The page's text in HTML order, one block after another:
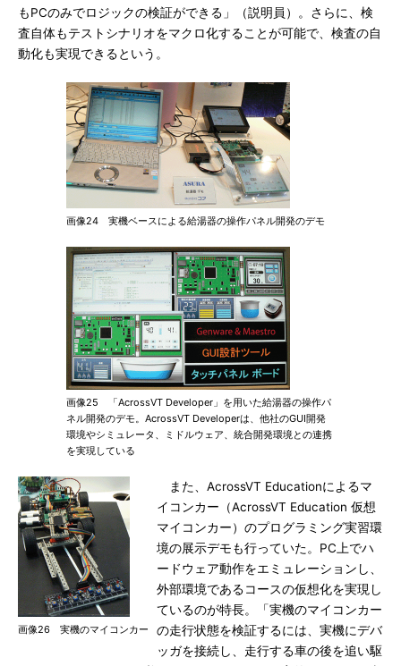
もPCのみでロジックの検証ができる」（説明員）。さらに、検
査自体もテストシナリオをマクロ化することが可能で、検査の自
動化も実現できるという。
画像24 実機ベースによる給湯器の操作パネル開発のデモ
画像25 「AcrossVT Developer」を用いた給湯器の操作パ
ネル開発のデモ。AcrossVT Developerは、他社のGUI開発
環境やシミュレータ、ミドルウェア、統合開発環境との連携
を実現している
画像26 実機のマイコンカー
また、AcrossVT Educationによるマ
イコンカー（AcrossVT Education 仮想
マイコンカー）のプログラミング実習環
境の展示デモも行っていた。PC上でハ
ードウェア動作をエミュレーションし、
外部環境であるコースの仮想化を実現し
ているのが特長。「実機のマイコンカー
の走行状態を検証するには、実機にデバ
ッガを接続し、走行する車の後を追い駆